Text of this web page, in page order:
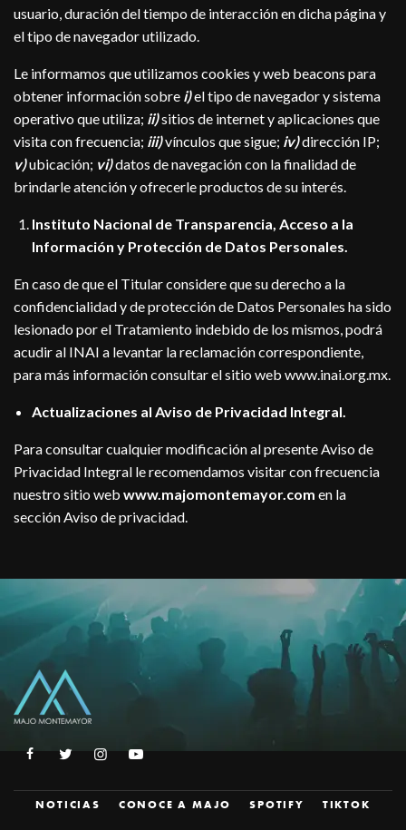
usuario, duración del tiempo de interacción en dicha página y
el tipo de navegador utilizado.
Le informamos que utilizamos cookies y web beacons para
obtener información sobre i)el tipo de navegador y sistema
operativo que utiliza; ii)sitios de internet y aplicaciones que
visita con frecuencia; iii)vínculos que sigue; iv)dirección IP;
v)ubicación; vi)datos de navegación con la finalidad de
brindarle atención y ofrecerle productos de su interés.
Instituto Nacional de Transparencia, Acceso a la
Información y Protección de Datos Personales.
En caso de que el Titular considere que su derecho a la
confidencialidad y de protección de Datos Personales ha sido
lesionado por el Tratamiento indebido de los mismos, podrá
acudir al INAI a levantar la reclamación correspondiente,
para más información consultar el sitio webwww.inai.org.mx.
Actualizaciones al Aviso de Privacidad Integral.
Para consultar cualquier modificación al presente Aviso de
Privacidad Integral le recomendamos visitar con frecuencia
nuestro sitio webwww.majomontemayor.com en la
sección Aviso de privacidad.
NOTICIAS CONOCE A MAJO SPOTIFY TIKTOK